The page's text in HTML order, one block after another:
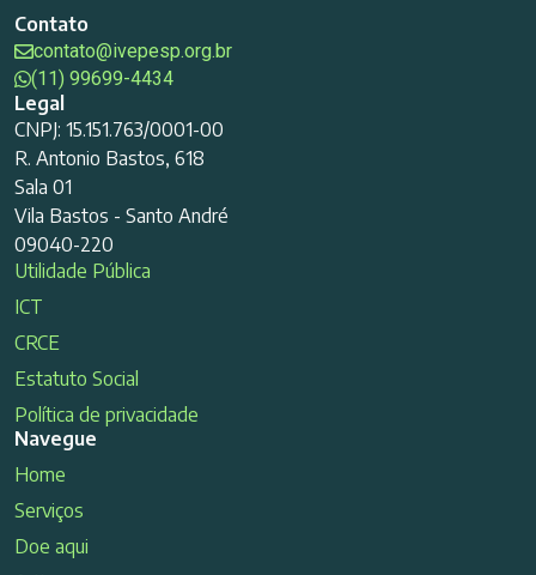
Contato
contato@ivepesp.org.br
(11) 99699-4434
Legal
CNPJ: 15.151.763/0001-00
R. Antonio Bastos, 618
Sala 01
Vila Bastos - Santo André
09040-220
Utilidade Pública
ICT
CRCE
Estatuto Social
Política de privacidade
Navegue
Home
Serviços
Doe aqui